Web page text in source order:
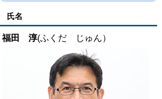
氏名
福田 淳(ふくだ じゅん）